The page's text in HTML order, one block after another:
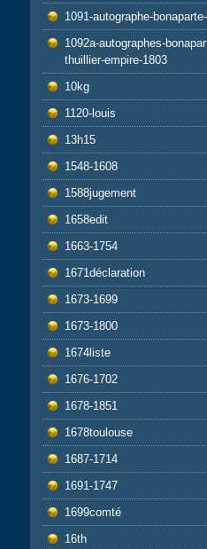
1091-autographe-
1092a-autographes-
thuillier-empire-1803
10kg
1120-louis
13h15
1548-1608
1588jugement
1658edit
1663-1754
1671déclaration
1673-1699
1673-1800
1674liste
1676-1702
1678-1851
1678toulouse
1687-1714
1691-1747
1699comté
16th